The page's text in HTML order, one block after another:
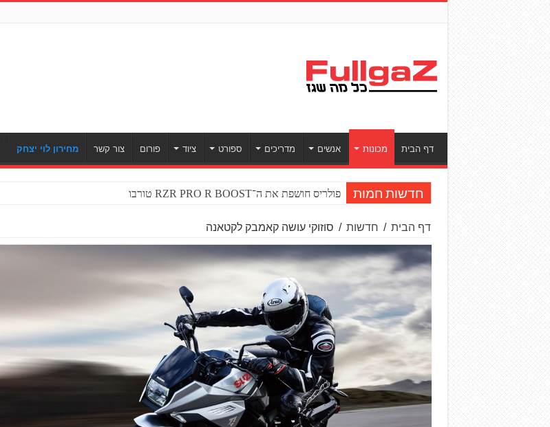
דף הבית מכונות אנשים מדריכים ספורט ציוד פורום צור קשר מחירון לוי יצחק
חדשות חמות פולריס חושפת את ה־RZR PRO R BOOST טורבו
דף הבית / חדשות / סוזוקי עושה קאמבק לקטאנה